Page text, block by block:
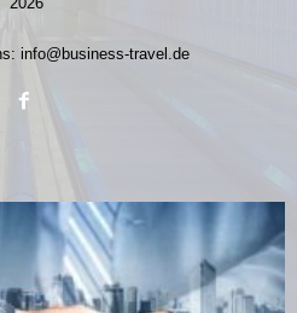
info@business-travel.de